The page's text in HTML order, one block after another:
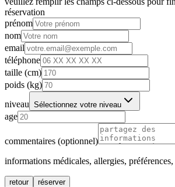
réservation
prénom
nom
email
téléphone
taille (cm)
poids (kg)
niveau Sélectionnez votre niveau
age
commentaires (optionnel)
informations médicales, allergies, préférences,
retour réserver